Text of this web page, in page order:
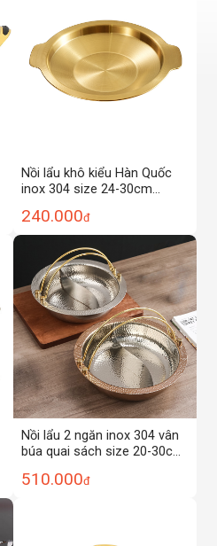
Nồi lẩu khô kiểu Hàn Quốc
inox 304 size 24-30cm
240.000đ
Nồi lẩu 2 ngăn inox 304 vân
búa quai sách size 20-30cm
510.000đ